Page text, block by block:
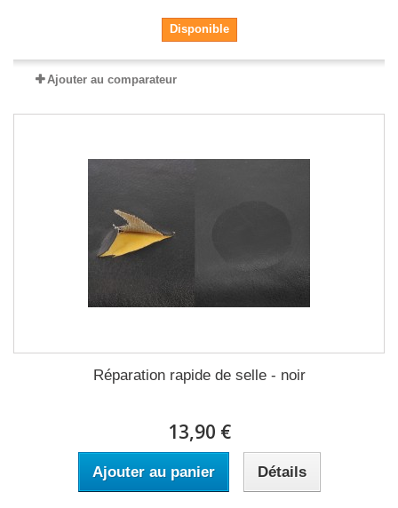
Disponible
Ajouter au comparateur
Réparation rapide de selle - noir
13,90 €
Ajouter au panier Détails